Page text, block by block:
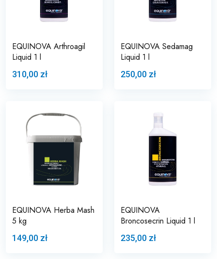
EQUINOVA Arthroagil
Liquid 1 l
310,00 zł
EQUINOVA Sedamag
Liquid 1 l
250,00 zł
EQUINOVA Herba Mash
5 kg
149,00 zł
EQUINOVA
Broncosecrin Liquid 1 l
235,00 zł